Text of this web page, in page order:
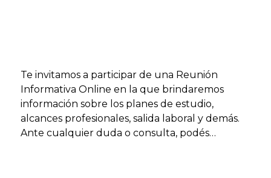
Te invitamos a participar de una Reunión
Informativa Online en la que brindaremos
información sobre los planes de estudio,
alcances profesionales, salida laboral y demás.
Ante cualquier duda o consulta, podés